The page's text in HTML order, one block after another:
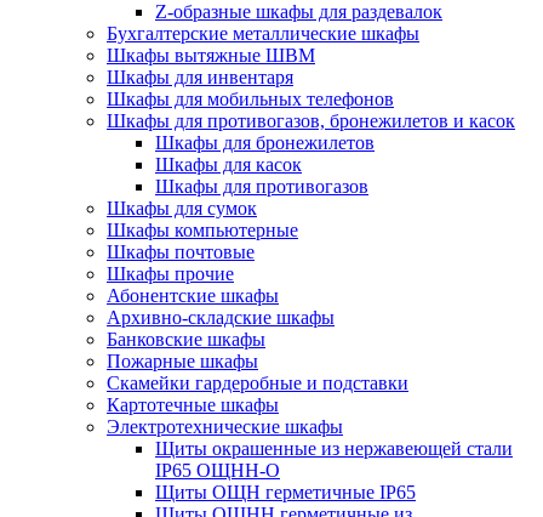
Z-образные шкафы для раздевалок
Бухгалтерские металлические шкафы
Шкафы вытяжные ШВМ
Шкафы для инвентаря
Шкафы для мобильных телефонов
Шкафы для противогазов, бронежилетов и касок
Шкафы для бронежилетов
Шкафы для касок
Шкафы для противогазов
Шкафы для сумок
Шкафы компьютерные
Шкафы почтовые
Шкафы прочие
Абонентские шкафы
Архивно-складские шкафы
Банковские шкафы
Пожарные шкафы
Скамейки гардеробные и подставки
Картотечные шкафы
Электротехнические шкафы
Щиты окрашенные из нержавеющей стали
IP65 ОЩНН-О
Щиты ОЩН герметичные IP65